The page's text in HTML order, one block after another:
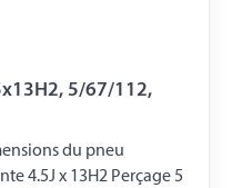
5/67/112,
du pneu
4.5J x 13H2 Perçage 5